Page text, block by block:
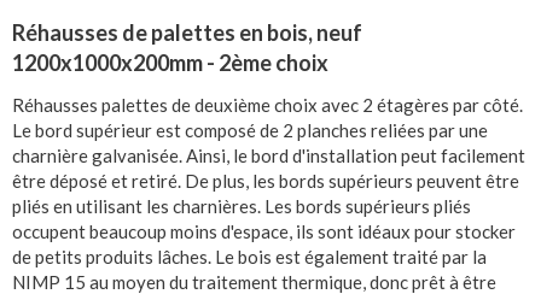
Réhausses de palettes en bois, neuf
1200x1000x200mm - 2ème choix
Réhausses palettes de deuxième choix avec 2 étagères par côté.
Le bord supérieur est composé de 2 planches reliées par une
charnière galvanisée. Ainsi, le bord d'installation peut facilement
être déposé et retiré. De plus, les bords supérieurs peuvent être
pliés en utilisant les charnières. Les bords supérieurs pliés
occupent beaucoup moins d'espace, ils sont idéaux pour stocker
de petits produits lâches. Le bois est également traité par la
NIMP 15 au moyen du traitement thermique, donc prêt à être